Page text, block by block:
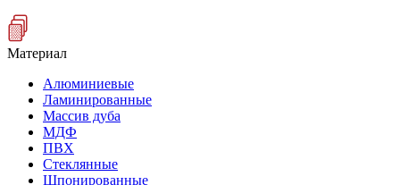
Материал
Алюминиевые
Ламинированные
Массив дуба
МДФ
ПВХ
Стеклянные
Шпонированные